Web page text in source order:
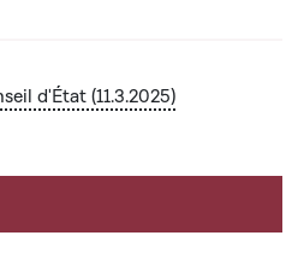
d'État (11.3.2025)